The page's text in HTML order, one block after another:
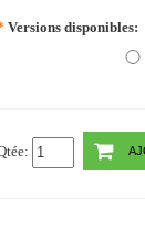
Versions disponibles: